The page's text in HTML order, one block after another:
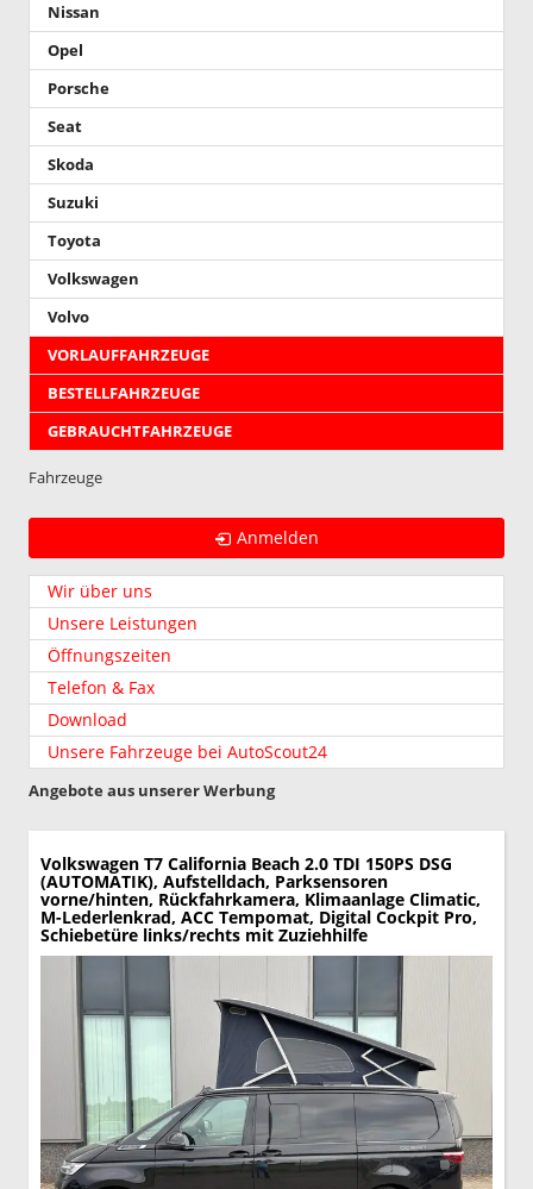
Nissan
Opel
Porsche
Seat
Skoda
Suzuki
Toyota
Volkswagen
Volvo
VORLAUFFAHRZEUGE
BESTELLFAHRZEUGE
GEBRAUCHTFAHRZEUGE
Fahrzeuge
Anmelden
Wir über uns
Unsere Leistungen
Öffnungszeiten
Telefon & Fax
Download
Unsere Fahrzeuge bei AutoScout24
Angebote aus unserer Werbung
Volkswagen T7 California Beach 2.0 TDI 150PS DSG
(AUTOMATIK), Aufstelldach, Parksensoren
vorne/hinten, Rückfahrkamera, Klimaanlage Climatic,
M-Lederlenkrad, ACC Tempomat, Digital Cockpit Pro,
Schiebetüre links/rechts mit Zuziehhilfe